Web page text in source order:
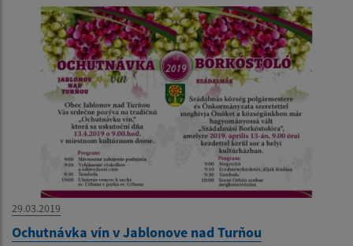
29.03.2019
Ochutnávka vín v Jablonove nad Turňou